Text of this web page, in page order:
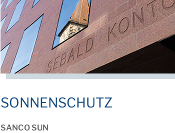
SONNENSCHUTZ
SANCO SUN